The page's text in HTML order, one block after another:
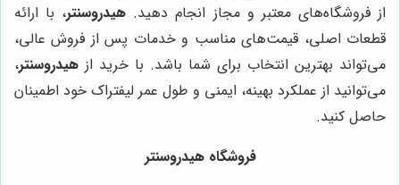
از فروشگاه‌های معتبر و مجاز انجام دهید. هیدروسنتر، با ارائه
قطعات اصلی، قیمت‌های مناسب و خدمات پس از فروش عالی،
می‌تواند بهترین انتخاب برای شما باشد. با خرید از هیدروسنتر،
می‌توانید از عملکرد بهینه، ایمنی و طول عمر لیفتراک خود اطمینان
حاصل کنید.
فروشگاه هیدروسنتر